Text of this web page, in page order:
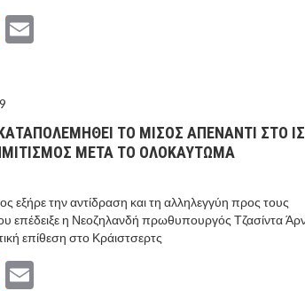
LinkedIn
ΤΟ ΜΊΣΟΣ ΑΠΕΝΑΝΤΙ ΣΤΟ
ΜΕΤΑ ΤΟ ΟΛΟΚΑΥΤΩΜΑ
εξήρε την αντίδραση και τη αλληλεγγύη προς τους
επέδειξε η Νεοζηλανδή πρωθυπουργός Τζασίντα
επίθεση στο Κράιστσερτς
LinkedIn